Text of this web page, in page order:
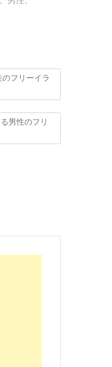
フリーイラ
男性のフリ